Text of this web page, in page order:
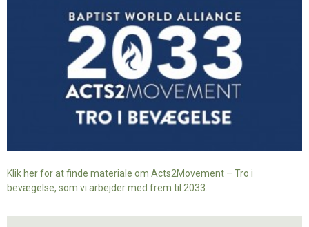
Klik her for at finde materiale om Acts2Movement – Tro i
bevægelse, som vi arbejder med frem til 2033.